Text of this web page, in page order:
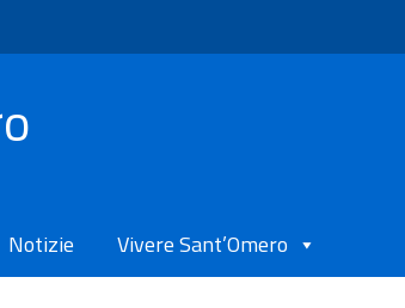
Notizie Vivere Sant’Omero